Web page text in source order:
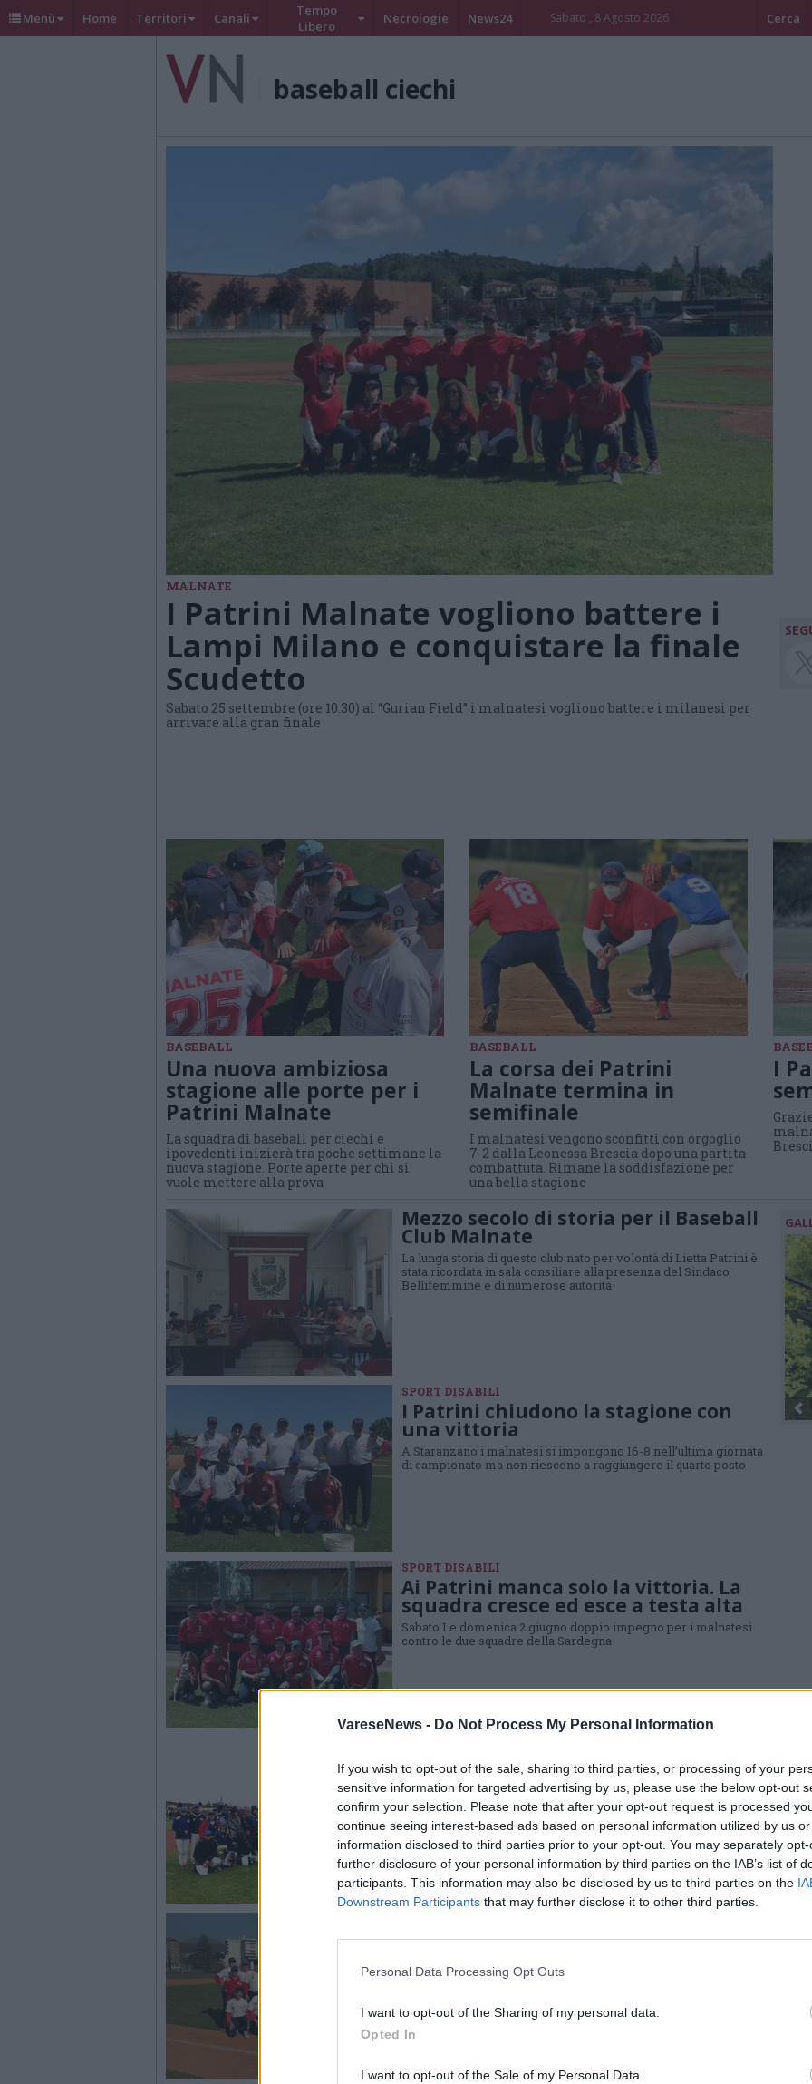
VareseNews - Do Not Process My Personal Information
If you wish to opt-out of the sale, sharing to third parties, or processing of your
sensitive information for targeted advertising by us, please use the below opt-out
confirm your selection. Please note that after your opt-out request is processed
continue seeing interest-based ads based on personal information utilized by us
information disclosed to third parties prior to your opt-out. You may separately
further disclosure of your personal information by third parties on the IAB’s list of
participants. This information may also be disclosed by us to third parties on the
Downstream Participants that may further disclose it to other third parties.
Personal Data Processing Opt Outs
I want to opt-out of the Sharing of my personal data.
Opted In
I want to opt-out of the Sale of my Personal Data.
Menù Home Territori Canali
Tempo
Libero
Necrologie News24 Sabato , 8 Agosto 2026 Cerca
baseball ciechi
MALNATE
I Patrini Malnate vogliono battere i
Lampi Milano e conquistare la finale
Scudetto
Sabato 25 settembre (ore 10.30) al “Gurian Field” i malnatesi vogliono battere i milanesi per
arrivare alla gran finale
BASEBALL
Una nuova ambiziosa
stagione alle porte per i
Patrini Malnate
La squadra di baseball per ciechi e
ipovedenti inizierà tra poche settimane la
nuova stagione. Porte aperte per chi si
vuole mettere alla prova
BASEBALL
La corsa dei Patrini
Malnate termina in
semifinale
I malnatesi vengono sconfitti con orgoglio
7-2 dalla Leonessa Brescia dopo una partita
combattuta. Rimane la soddisfazione per
una bella stagione
I
Mezzo secolo di storia per il Baseball
Club Malnate
La lunga storia di questo club nato per volontà di Lietta Patrini è
stata ricordata in sala consiliare alla presenza del Sindaco
Bellifemmine e di numerose autorità
SPORT DISABILI
I Patrini chiudono la stagione con
una vittoria
A Staranzano i malnatesi si impongono 16-8 nell’ultima giornata
di campionato ma non riescono a raggiungere il quarto posto
SPORT DISABILI
Ai Patrini manca solo la vittoria. La
squadra cresce ed esce a testa alta
Sabato 1 e domenica 2 giugno doppio impegno per i malnatesi
contro le due squadre della Sardegna
Esordio stagionale per i nuovi Patrini.
C’è da migliorare
Due sconfitte per i malnatesi all’esordio stagionale. Due sconfitte
dal risultati pesante
I rinnovati Patrini in campo al
Sabato 4 e domenica 5 maggio la squadra malnatese affronterà le